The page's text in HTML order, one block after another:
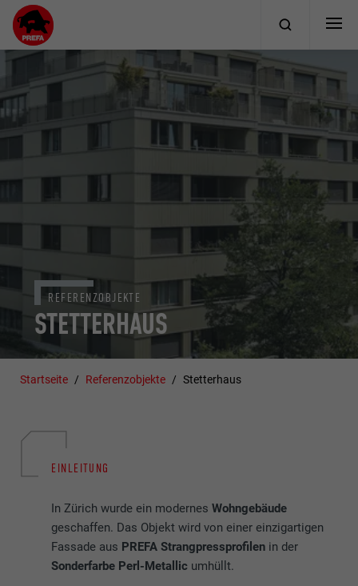
STETTERHAUS
REFERENZOBJEKTE
Startseite Referenzobjekte Stetterhaus
EINLEITUNG
In Zürich wurde ein modernesWohngebäude
geschaffen. Das Objekt wird von einer einzigartigen
Fassade aus PREFA Strangpressprofilen in der
Sonderfarbe Perl-Metallic umhüllt.